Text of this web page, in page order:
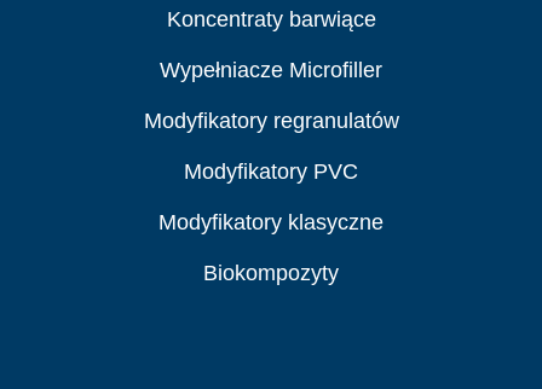
Koncentraty barwiące
Wypełniacze Microfiller
Modyfikatory regranulatów
Modyfikatory PVC
Modyfikatory klasyczne
Biokompozyty